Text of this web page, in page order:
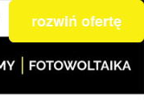
rozwiń ofertę